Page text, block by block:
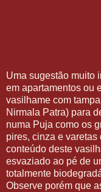
Uma sugestão muito
em apartamentos ou
vasilhame com
Nirmala Patra) para
numa Puja como os
pires, cinza e varetas
conteúdo deste
esvaziado ao pé de
totalmente
Observe porém que